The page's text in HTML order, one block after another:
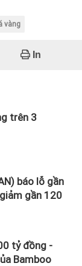
vàng
In
trên 3
báo lỗ gần
gần 120
tỷ đồng -
Bamboo